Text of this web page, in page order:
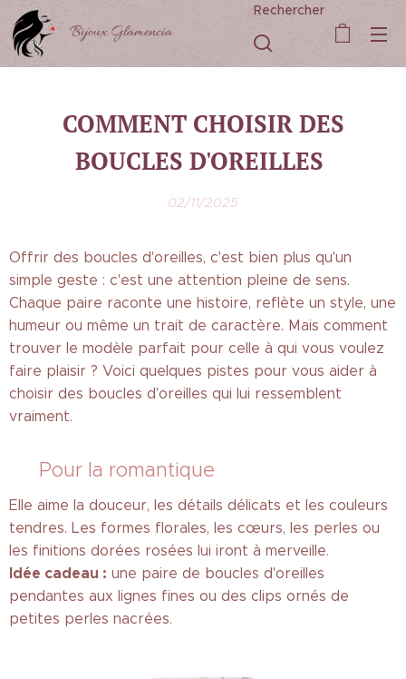
Bijoux Glamencia
Rechercher
COMMENT CHOISIR DES
BOUCLES D'OREILLES
02/11/2025
Offrir des boucles d'oreilles, c'est bien plus qu'un
simple geste : c'est une attention pleine de sens.
Chaque paire raconte une histoire, reflète un style, une
humeur ou même un trait de caractère. Mais comment
trouver le modèle parfait pour celle à qui vous voulez
faire plaisir ? Voici quelques pistes pour vous aider à
choisir des boucles d'oreilles qui lui ressemblent
vraiment.
✨ Pour la romantique
Elle aime la douceur, les détails délicats et les couleurs
tendres. Les formes florales, les cœurs, les perles ou
les finitions dorées rosées lui iront à merveille.
Idée cadeau : une paire de boucles d'oreilles
pendantes aux lignes fines ou des clips ornés de
petites perles nacrées.